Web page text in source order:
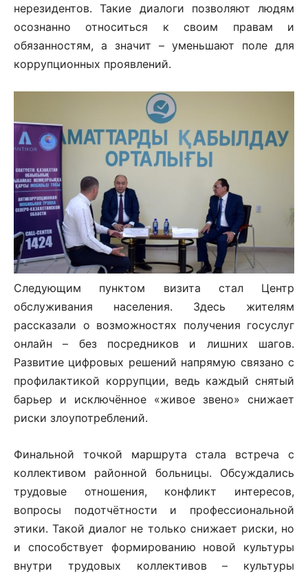
нерезидентов. Такие диалоги позволяют людям
осознанно относиться к своим правам и
обязанностям, а значит – уменьшают поле для
коррупционных проявлений.
Следующим пунктом визита стал Центр
обслуживания населения. Здесь жителям
рассказали о возможностях получения госуслуг
онлайн – без посредников и лишних шагов.
Развитие цифровых решений напрямую связано с
профилактикой коррупции, ведь каждый снятый
барьер и исключённое «живое звено» снижает
риски злоупотреблений.
Финальной точкой маршрута стала встреча с
коллективом районной больницы. Обсуждались
трудовые отношения, конфликт интересов,
вопросы подотчётности и профессиональной
этики. Такой диалог не только снижает риски, но
и способствует формированию новой культуры
внутри трудовых коллективов – культуры